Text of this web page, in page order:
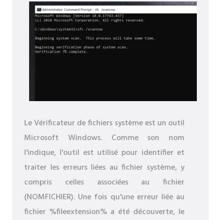
Le Vérificateur de fichiers système est un outil
Microsoft Windows. Comme son nom
l'indique, l'outil est utilisé pour identifier et
traiter les erreurs liées au fichier système, y
compris celles associées au fichier
(NOMFICHIER). Une fois qu'une erreur liée au
fichier %fileextension% a été découverte, le